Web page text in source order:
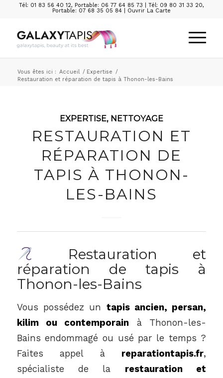
Tél: 01 83 56 40 12, Portable: 06 77 64 85 73 Tél: 09 80 31 33 20,
Portable: 07 68 35 05 84| Ouvrir La Carte
Vous êtes ici : Accueil / Expertise /
Restauration et réparation de tapis à Thonon-les-Bains
EXPERTISE, NETTOYAGE
RESTAURATION ET
RÉPARATION DE
TAPIS À THONON-
LES-BAINS
Restauration et
réparation de tapis à
Thonon-les-Bains
Vous possédez un tapis ancien, persan,
kilim ou contemporain à Thonon-les-
Bains endommagé ou usé par le temps ?
Faites appel à reparationtapis.fr,
spécialiste de la restauration et